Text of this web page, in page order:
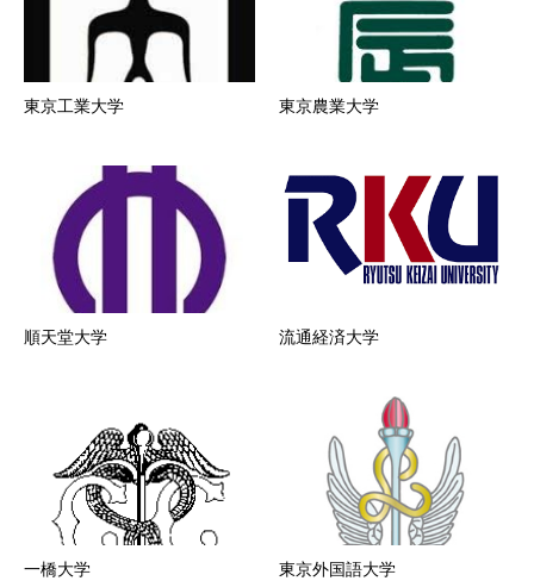
東京工業大学 東京農業大学
順天堂大学 流通経済大学
一橋大学 東京外国語大学